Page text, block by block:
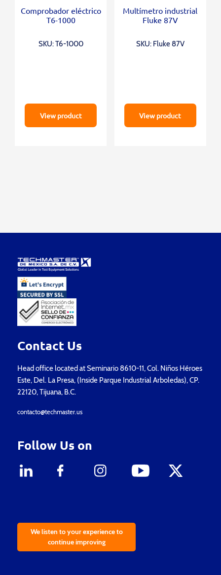
Comprobador eléctrico
T6-1000
SKU: T6-1000
View product
Multímetro industrial
Fluke 87V
SKU: Fluke 87V
View product
Contact Us
Head office located at Seminario 8610-11, Col. Niños Héroes
Este, Del. La Presa, (Inside Parque Industrial Arboledas), CP.
22120, Tijuana, B.C.
contacto@techmaster.us
Follow Us on
We listen to your experience to
continue improving